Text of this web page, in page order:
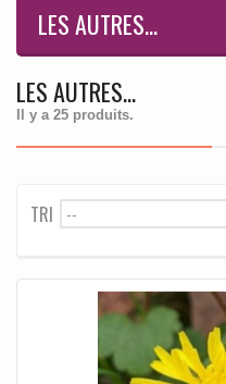
LES AUTRES...
LES AUTRES...
Il y a 25 produits.
TRI --